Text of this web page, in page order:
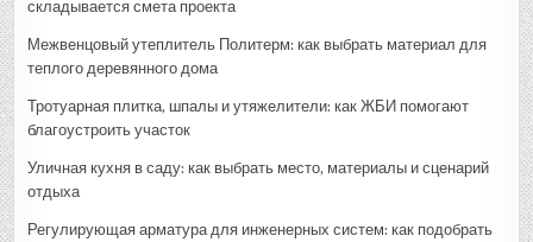
складывается смета проекта
Межвенцовый утеплитель Политерм: как выбрать материал для
теплого деревянного дома
Тротуарная плитка, шпалы и утяжелители: как ЖБИ помогают
благоустроить участок
Уличная кухня в саду: как выбрать место, материалы и сценарий
отдыха
Регулирующая арматура для инженерных систем: как подобрать